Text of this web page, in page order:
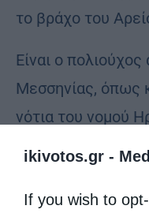
ikivotos.gr -
If you wish to
το βράχο του
Είναι ο
Μεσσηνίας, όπως
νότια του νομού
το όνομά του από
του αγίου